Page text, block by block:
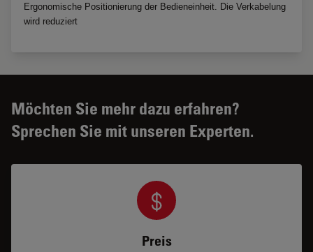
Ergonomische Positionierung der Bedieneinheit. Die Verkabelung
wird reduziert
Möchten Sie mehr dazu erfahren?
Sprechen Sie mit unseren Experten.
Preis